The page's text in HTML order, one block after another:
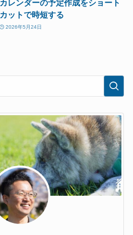
カレンダーの予定作成をショート
カットで時短する
2026年5月24日